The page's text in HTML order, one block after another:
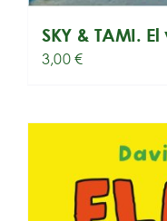
SKY & TAMI.
3,00€